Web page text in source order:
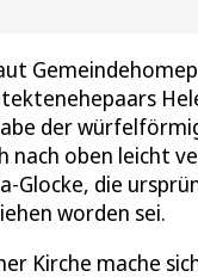
der
nach oben leicht
Glocke, die
worden sei.
Kirche mache